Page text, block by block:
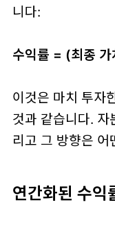
니다:
수익률 = (최종 가
이것은 마치 투자
것과 같습니다. 자
리고 그 방향은
연간화된 수익